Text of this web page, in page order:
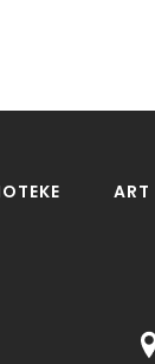
ART